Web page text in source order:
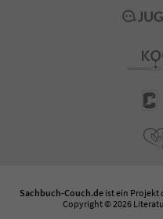
Sachbuch-Couch.de ist ein Projekt
Copyright © 2026